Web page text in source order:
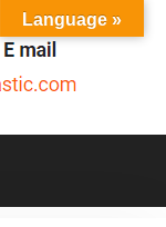
Language »